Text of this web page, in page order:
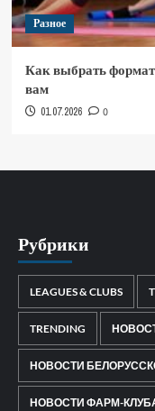
Разное
Как выбрать
вам
01.07.2026 0
Рубрики
LEAGUES & CLUBS
TRENDING
НОВОСТИ
НОВОСТИ ФАРМ-